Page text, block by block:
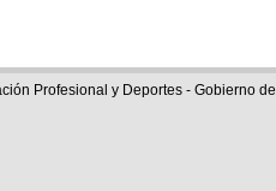
Profesional y Deportes - Gobierno